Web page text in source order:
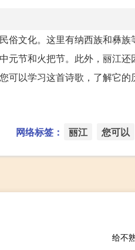
俗文化。这里有纳西族和彝
元节和火把节。此外，丽江
以学习这首诗歌，了解它的
网络标签： 丽江 您可以
给不